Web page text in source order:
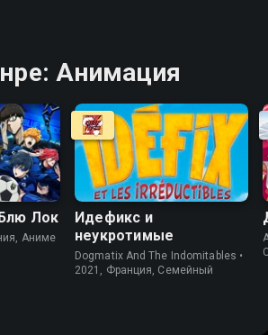
Анимация
Лок
Аниме
Идефикс и
неукротимые
Dogmatix And The Indomitables •
2021, Франция, Cемейный